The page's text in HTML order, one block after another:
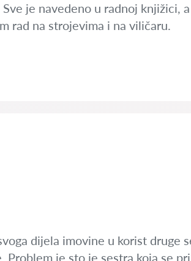
je navedeno u radnoj knjižici,
rad na strojevima i na viličaru.
dijela imovine u korist druge
je sto je sestra koja se